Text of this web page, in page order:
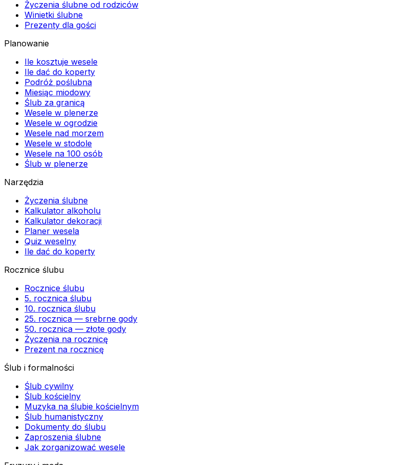
Życzenia ślubne od rodziców
Winietki ślubne
Prezenty dla gości
Planowanie
Ile kosztuje wesele
Ile dać do koperty
Podróż poślubna
Miesiąc miodowy
Ślub za granicą
Wesele w plenerze
Wesele w ogrodzie
Wesele nad morzem
Wesele w stodole
Wesele na 100 osób
Ślub w plenerze
Narzędzia
Życzenia ślubne
Kalkulator alkoholu
Kalkulator dekoracji
Planer wesela
Quiz weselny
Ile dać do koperty
Rocznice ślubu
Rocznice ślubu
5. rocznica ślubu
10. rocznica ślubu
25. rocznica — srebrne gody
50. rocznica — złote gody
Życzenia na rocznicę
Prezent na rocznicę
Ślub i formalności
Ślub cywilny
Ślub kościelny
Muzyka na ślubie kościelnym
Ślub humanistyczny
Dokumenty do ślubu
Zaproszenia ślubne
Jak zorganizować wesele